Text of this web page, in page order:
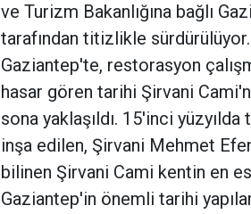
ve Turizm Bakanlığına bağlı
tarafından titizlikle
Gaziantep'te, restorasyon
hasar gören tarihi Şirvani
sona yaklaşıldı. 15'inci
inşa edilen, Şirvani Mehmet
bilinen Şirvani Cami kentin en
Gaziantep'in önemli tarihi